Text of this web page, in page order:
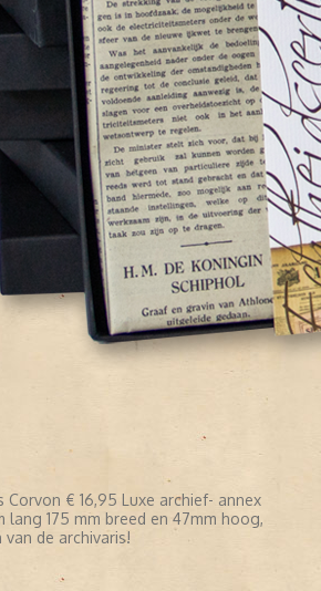
Corvon € 16,95 Luxe archief- annex
lang 175 mm breed en 47mm hoog,
de archivaris!